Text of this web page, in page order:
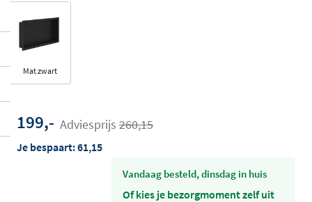
Mat zwart
199,- Adviesprijs 260,15
Je bespaart:61,15
vandaag besteld, dinsdag in huis
Of kies je bezorgmoment zelf uit